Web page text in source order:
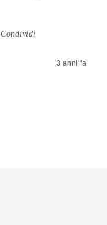
Condividi
3 anni fa